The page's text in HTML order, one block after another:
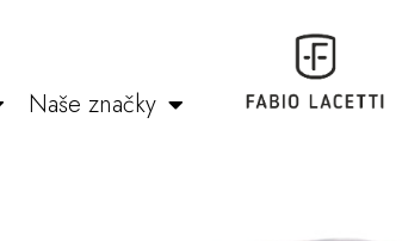
Naše značky